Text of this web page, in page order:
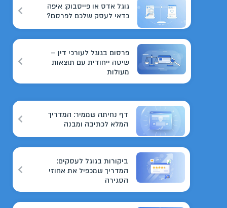
גוגל אדס או פייסבוק: איפה
כדאי לעסק שלכם לפרסם?
פרסום בגוגל לעורכי דין –
שיטה ייחודית עם תוצאות
מעולות
דף נחיתה שממיר: המדריך
המלא לכתיבה ומבנה
ביקורות בגוגל לעסקים:
המדריך שמכפיל את אחוזי
הסגירה